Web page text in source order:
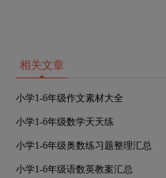
相关文章
小学1-6年级作文素材大全
小学1-6年级数学天天练
小学1-6年级奥数练习题整理汇总
小学1-6年级语数英教案汇总